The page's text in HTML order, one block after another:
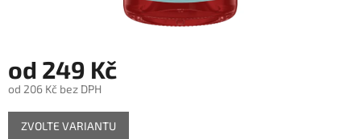
od 249 Kč
od 206 Kč bez DPH
Měrná
cena:
ZVOLTE VARIANTU